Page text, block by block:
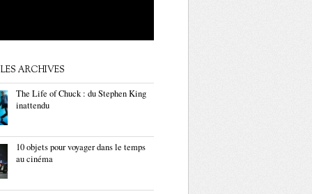
ARCHIVES
The Life of Chuck : du Stephen King
inattendu
10 objets pour voyager dans le temps
au cinéma